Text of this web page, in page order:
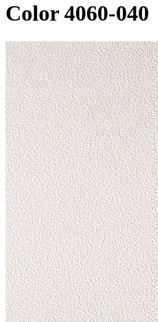
Color 4060-040